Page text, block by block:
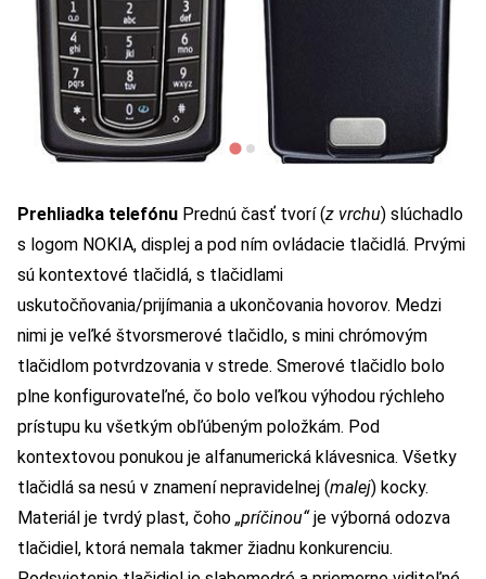
Prehliadka telefónu Prednú časť tvorí (z vrchu) slúchadlo
s logom NOKIA, displej a pod ním ovládacie tlačidlá. Prvými
sú kontextové tlačidlá, s tlačidlami
uskutočňovania/prijímania a ukončovania hovorov. Medzi
nimi je veľké štvorsmerové tlačidlo, s mini chrómovým
tlačidlom potvrdzovania v strede. Smerové tlačidlo bolo
plne konfigurovateľné, čo bolo veľkou výhodou rýchleho
prístupu ku všetkým obľúbeným položkám. Pod
kontextovou ponukou je alfanumerická klávesnica. Všetky
tlačidlá sa nesú v znamení nepravidelnej (malej) kocky.
Materiál je tvrdý plast, čoho „príčinou“ je výborná odozva
tlačidiel, ktorá nemala takmer žiadnu konkurenciu.